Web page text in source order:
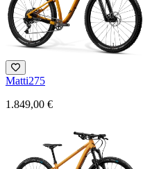
Matti275
1.849,00 €